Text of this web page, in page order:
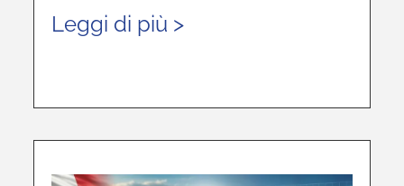
Leggi di più >